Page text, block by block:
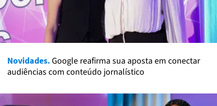
Novidades. Google reafirma sua aposta em conectar
audiências com conteúdo jornalístico